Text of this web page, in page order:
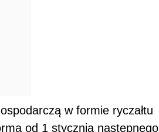
w formie ryczałtu
od 1 stycznia następnego